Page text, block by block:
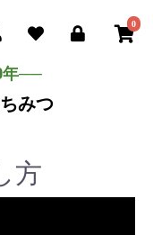
0
年──
みつ
方